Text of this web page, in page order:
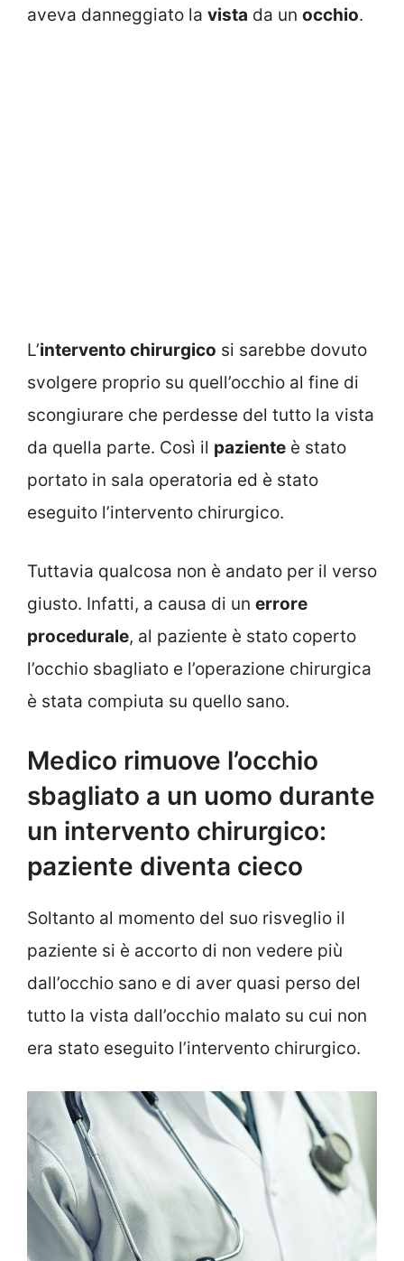
aveva danneggiato la vista da un occhio.
L’intervento chirurgico si sarebbe dovuto
svolgere proprio su quell’occhio al fine di
scongiurare che perdesse del tutto la vista
da quella parte. Così il paziente è stato
portato in sala operatoria ed è stato
eseguito l’intervento chirurgico.
Tuttavia qualcosa non è andato per il verso
giusto. Infatti, a causa di un errore
procedurale, al paziente è stato coperto
l’occhio sbagliato e l’operazione chirurgica
è stata compiuta su quello sano.
Medico rimuove l’occhio
sbagliato a un uomo durante
un intervento chirurgico:
paziente diventa cieco
Soltanto al momento del suo risveglio il
paziente si è accorto di non vedere più
dall’occhio sano e di aver quasi perso del
tutto la vista dall’occhio malato su cui non
era stato eseguito l’intervento chirurgico.